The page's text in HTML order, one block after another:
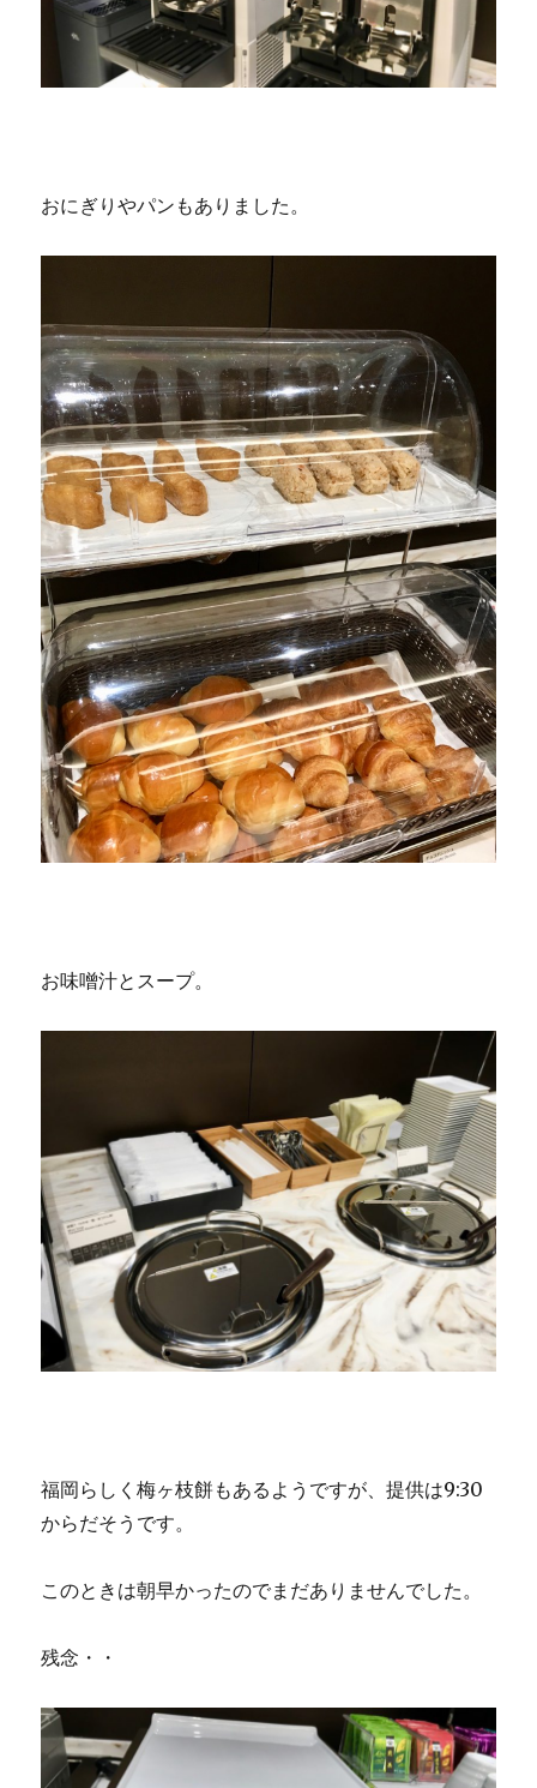
おにぎりやパンもありました。
お味噌汁とスープ。
福岡らしく梅ヶ枝餅もあるようですが、提供は9:30
からだそうです。
このときは朝早かったのでまだありませんでした。
残念・・